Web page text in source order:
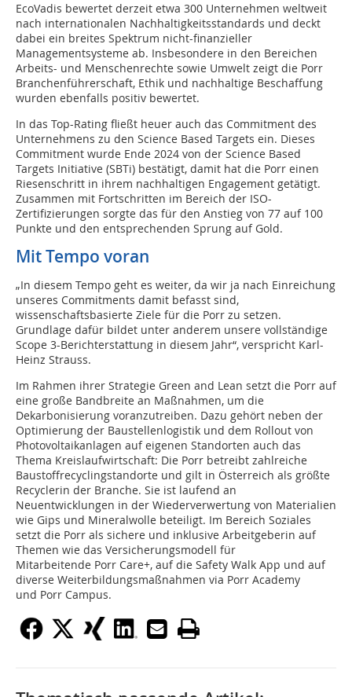
EcoVadis bewertet derzeit etwa 300 Unternehmen weltweit
nach internationalen Nachhaltigkeitsstandards und deckt
dabei ein breites Spektrum nicht-finanzieller
Managementsysteme ab. Insbesondere in den Bereichen
Arbeits- und Menschenrechte sowie Umwelt zeigt die Porr
Branchenführerschaft, Ethik und nachhaltige Beschaffung
wurden ebenfalls positiv bewertet.
In das Top-Rating fließt heuer auch das Commitment des
Unternehmens zu den Science Based Targets ein. Dieses
Commitment wurde Ende 2024 von der Science Based
Targets Initiative (SBTi) bestätigt, damit hat die Porr einen
Riesenschritt in ihrem nachhaltigen Engagement getätigt.
Zusammen mit Fortschritten im Bereich der ISO-
Zertifizierungen sorgte das für den Anstieg von 77 auf 100
Punkte und den entsprechenden Sprung auf Gold.
Mit Tempo voran
„In diesem Tempo geht es weiter, da wir ja nach Einreichung
unseres Commitments damit befasst sind,
wissenschaftsbasierte Ziele für die Porr zu setzen.
Grundlage dafür bildet unter anderem unsere vollständige
Scope 3-Berichterstattung in diesem Jahr“, verspricht Karl-
Heinz Strauss.
Im Rahmen ihrer Strategie Green and Lean setzt die Porr auf
eine große Bandbreite an Maßnahmen, um die
Dekarbonisierung voranzutreiben. Dazu gehört neben der
Optimierung der Baustellenlogistik und dem Rollout von
Photovoltaikanlagen auf eigenen Standorten auch das
Thema Kreislaufwirtschaft: Die Porr betreibt zahlreiche
Baustoffrecyclingstandorte und gilt in Österreich als größte
Recyclerin der Branche. Sie ist laufend an
Neuentwicklungen in der Wiederverwertung von Materialien
wie Gips und Mineralwolle beteiligt. Im Bereich Soziales
setzt die Porr als sichere und inklusive Arbeitgeberin auf
Themen wie das Versicherungsmodell für
Mitarbeitende Porr Care+, auf die Safety Walk App und auf
diverse Weiterbildungsmaßnahmen via Porr Academy
und Porr Campus.